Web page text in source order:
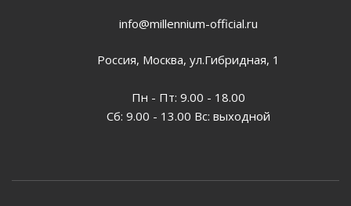
info@millennium-official.ru
Россия, Москва, ул.Гибридная, 1
Пн - Пт: 9.00 - 18.00
Сб: 9.00 - 13.00 Вс: выходной